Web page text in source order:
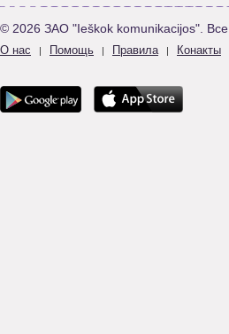
© 2026 ЗАО "Ieškok komunikacijos".
О нас | Помощь | Правила | Конакты